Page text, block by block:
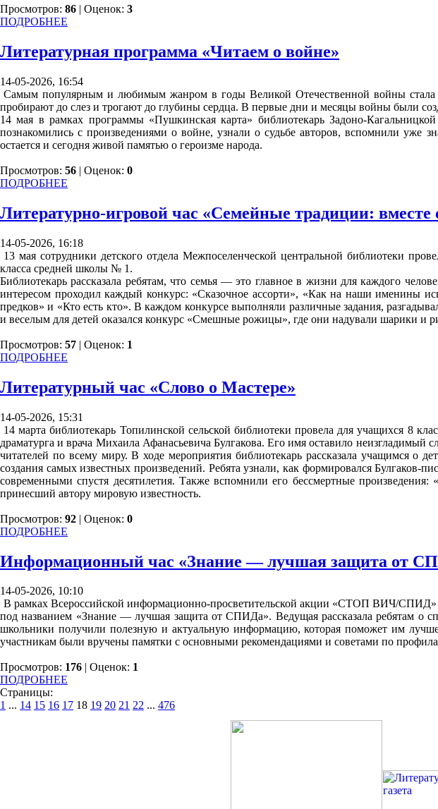
Просмотров: 86 | Оценок: 3
ПОДРОБНЕЕ
Литературная программа «Читаем о войне»
14-05-2026, 16:54
Самым популярным и любимым жанром в годы Великой Отечественной войны стала
пробирают до слез и трогают до глубины сердца. В первые дни и месяцы войны были
14 мая в рамках программы «Пушкинская карта» библиотекарь Задоно-
познакомились с произведениями о войне, узнали о судьбе авторов, вспомнили уже
остается и сегодня живой памятью о героизме народа.
Просмотров: 56 | Оценок: 0
ПОДРОБНЕЕ
Литературно-игровой час «Семейные традиции: вместе
14-05-2026, 16:18
13 мая сотрудники детского отдела Межпоселенческой центральной библиотеки
класса средней школы № 1.
Библиотекарь рассказала ребятам, что семья — это главное в жизни для каждого
интересом проходил каждый конкурс: «Сказочное ассорти», «Как на наши именины
предков» и «Кто есть кто». В каждом конкурсе выполняли различные задания,
и веселым для детей оказался конкурс «Смешные рожицы», где они надували шарики и
Просмотров: 57 | Оценок: 1
ПОДРОБНЕЕ
Литературный час «Слово о Мастере»
14-05-2026, 15:31
14 марта библиотекарь Топилинской сельской библиотеки провела для учащихся 8
драматурга и врача Михаила Афанасьевича Булгакова. Его имя оставило неизгладимый
читателей по всему миру. В ходе мероприятия библиотекарь рассказала учащимся о
создания самых известных произведений. Ребята узнали, как формировался Булгаков-
современными спустя десятилетия. Также вспомнили его бессмертные
принесший автору мировую известность.
Просмотров: 92 | Оценок: 0
ПОДРОБНЕЕ
Информационный час «Знание — лучшая защита от
14-05-2026, 10:10
В рамках Всероссийской информационно-просветительской акции «СТОП ВИЧ/СПИД»
под названием «Знание — лучшая защита от СПИДа». Ведущая рассказала ребятам о
школьники получили полезную и актуальную информацию, которая поможет им
участникам были вручены памятки с основными рекомендациями и советами по
Просмотров: 176 | Оценок: 1
ПОДРОБНЕЕ
Страницы:
1 ... 14 15 16 17 18 19 20 21 22 ... 476